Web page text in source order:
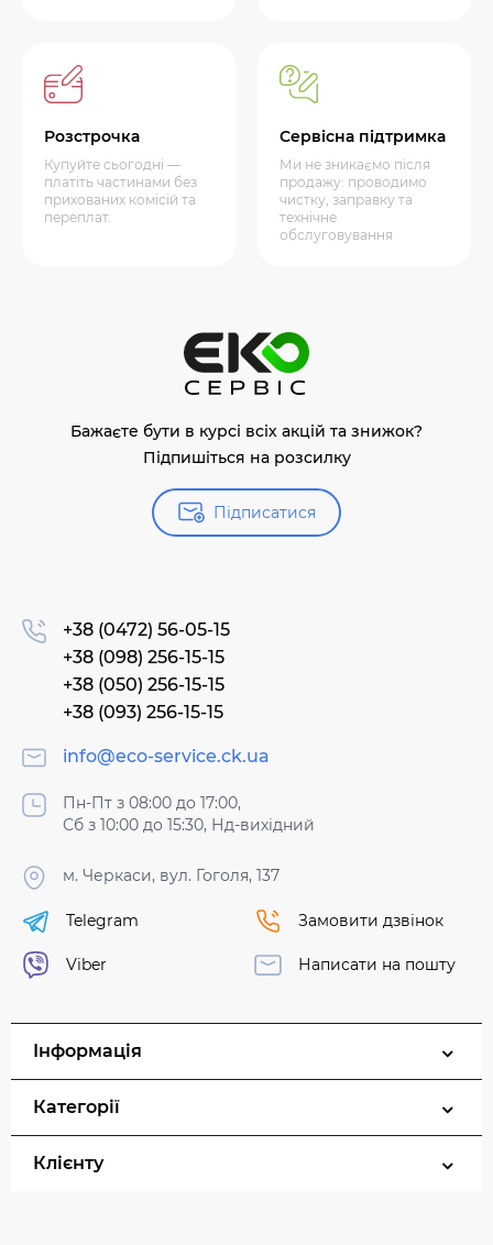
Розстрочка
Купуйте сьогодні —
платіть частинами без
прихованих комісій та
переплат.
Сервісна підтримка
Ми не зникаємо після
продажу: проводимо
чистку, заправку та
технічне
обслуговування
Бажаєте бути в курсі всіх акцій та знижок?
Підпишіться на розсилку
Підписатися
+38 (0472) 56-05-15
+38 (098) 256-15-15
+38 (050) 256-15-15
+38 (093) 256-15-15
info@eco-service.ck.ua
Пн-Пт з 08:00 до 17:00,
Сб з 10:00 до 15:30, Нд-вихідний
м. Черкаси, вул. Гоголя, 137
Telegram
Viber
Замовити дзвінок
Написати на пошту
Інформація
Категорії
Клієнту